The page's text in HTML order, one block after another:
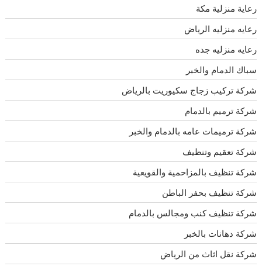
رعاية منزلية مكة
رعايه منزليه الرياض
رعايه منزليه جده
سباك الدمام والخبر
شركة تركيب زجاج سكيوريت بالرياض
شركة ترميم بالدمام
شركة ترميمات عامه بالدمام والخبر
شركة تعقيم وتنظيف
شركة تنظيف بالمزاحمية والقويعية
شركة تنظيف بحفر الباطن
شركة تنظيف كنب ومجالس بالدمام
شركة دهانات بالخبر
شركة نقل اثاث من الرياض